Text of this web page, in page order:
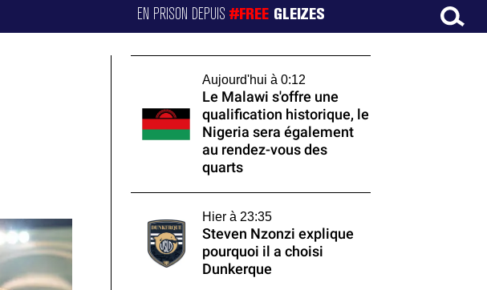
EN PRISON DEPUIS#FREE GLEIZES
Aujourd'hui à 0:12
Le Malawi s'offre une
qualification historique, le
Nigeria sera également
au rendez-vous des
quarts
Hier à 23:35
Steven Nzonzi explique
pourquoi il a choisi
Dunkerque